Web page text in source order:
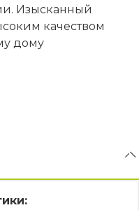
Изысканный
качеством
дому